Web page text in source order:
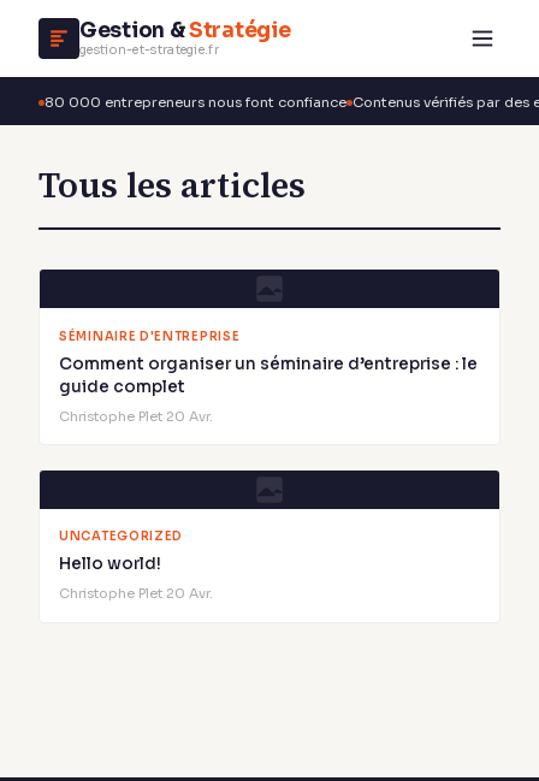
Gestion &Stratégie
gestion-et-strategie.fr
80 000 entrepreneurs nous font confiance Contenus vérifiés par des
Tous les articles
SÉMINAIRE D'ENTREPRISE
Comment organiser un séminaire d’entreprise : le
guide complet
Christophe Plet·20 Avr.
UNCATEGORIZED
Hello world!
Christophe Plet·20 Avr.